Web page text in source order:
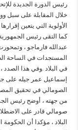
رئيس الدورة الجديدة
خلال المقابلة على سبل
الأولوية التي يتعين
كما التقى رئيس
عبدالله فارماجو ،
المستجدات في الساحة
في البلاد .وفي هذا
إسماعيل عمر جيله على
الصومالي في تحقيق
من جهته ، أوضح رئيس
صومالي قادر على
البلاد ، مؤكدا أن